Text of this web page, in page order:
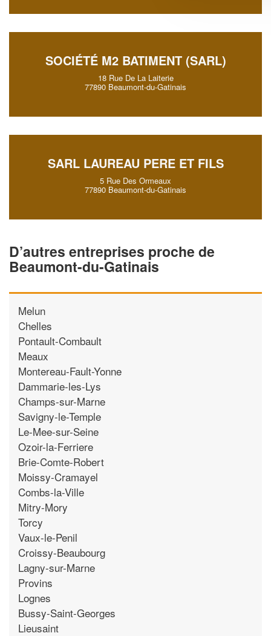
SOCIÉTÉ M2 BATIMENT (SARL)
18 Rue De La Laiterie
77890 Beaumont-du-Gatinais
SARL LAUREAU PERE ET FILS
5 Rue Des Ormeaux
77890 Beaumont-du-Gatinais
D’autres entreprises proche de
Beaumont-du-Gatinais
Melun
Chelles
Pontault-Combault
Meaux
Montereau-Fault-Yonne
Dammarie-les-Lys
Champs-sur-Marne
Savigny-le-Temple
Le-Mee-sur-Seine
Ozoir-la-Ferriere
Brie-Comte-Robert
Moissy-Cramayel
Combs-la-Ville
Mitry-Mory
Torcy
Vaux-le-Penil
Croissy-Beaubourg
Lagny-sur-Marne
Provins
Lognes
Bussy-Saint-Georges
Lieusaint